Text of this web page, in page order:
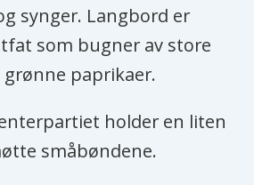
var ambassadens
mens
og NBMU var
en ramme på 280
synger. Langbord er
som bugner av store
paprikaer.
holder en liten
småbøndene.